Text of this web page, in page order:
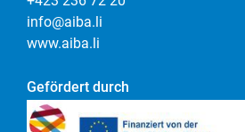
info@aiba.li
www.aiba.li
Gefördert durch